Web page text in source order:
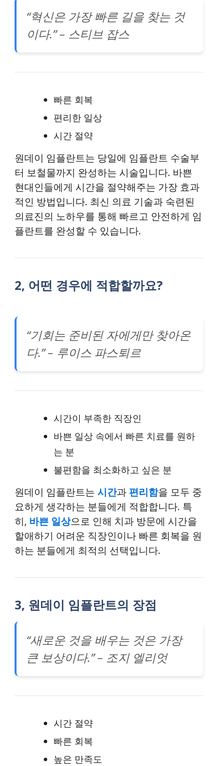
“혁신은 가장 빠른 길을 찾는 것
이다.” – 스티브 잡스
빠른 회복
편리한 일상
시간 절약
원데이 임플란트는 당일에 임플란트 수술부
터 보철물까지 완성하는 시술입니다. 바쁜
현대인들에게 시간을 절약해주는 가장 효과
적인 방법입니다. 최신 의료 기술과 숙련된
의료진의 노하우를 통해 빠르고 안전하게 임
플란트를 완성할 수 있습니다.
2, 어떤 경우에 적합할까요?
“기회는 준비된 자에게만 찾아온
다.” – 루이스 파스퇴르
시간이 부족한 직장인
바쁜 일상 속에서 빠른 치료를 원하
는 분
불편함을 최소화하고 싶은 분
원데이 임플란트는 시간과 편리함을 모두 중
요하게 생각하는 분들에게 적합합니다. 특
히, 바쁜 일상으로 인해 치과 방문에 시간을
할애하기 어려운 직장인이나 빠른 회복을 원
하는 분들에게 최적의 선택입니다.
3, 원데이 임플란트의 장점
“새로운 것을 배우는 것은 가장
큰 보상이다.” – 조지 엘리엇
시간 절약
빠른 회복
높은 만족도